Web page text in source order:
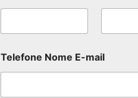
Telefone Nome E-mail